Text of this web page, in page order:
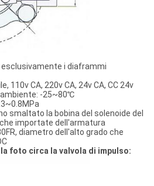
i diaframmi
110v CA, 220v CA, 24v CA, CC 24v
-25~80℃
smaltato la bobina del solenoide del
importate dell'armatura
diametro dell'alto grado che
foto circa la valvola di impulso: